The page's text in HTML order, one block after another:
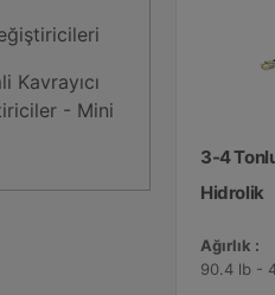
Kavrayıcı
- Mini
3-4
Hidrolik
Ağırlık :
90.4 lb -